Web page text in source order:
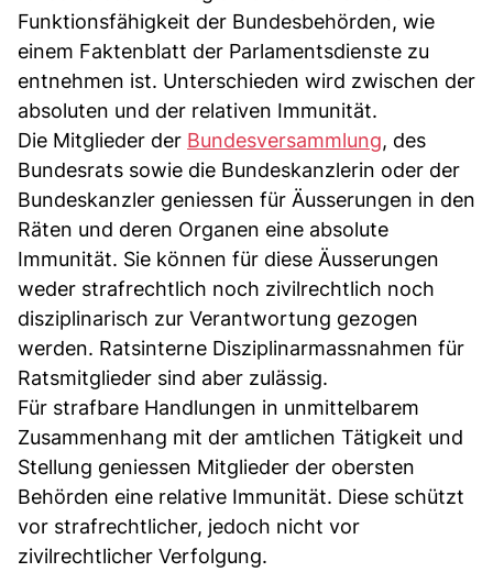
Funktionsfähigkeit der Bundesbehörden, wie
einem Faktenblatt der Parlamentsdienste zu
entnehmen ist. Unterschieden wird zwischen der
absoluten und der relativen Immunität.
Die Mitglieder der Bundesversammlung, des
Bundesrats sowie die Bundeskanzlerin oder der
Bundeskanzler geniessen für Äusserungen in den
Räten und deren Organen eine absolute
Immunität. Sie können für diese Äusserungen
weder strafrechtlich noch zivilrechtlich noch
disziplinarisch zur Verantwortung gezogen
werden. Ratsinterne Disziplinarmassnahmen für
Ratsmitglieder sind aber zulässig.
Für strafbare Handlungen in unmittelbarem
Zusammenhang mit der amtlichen Tätigkeit und
Stellung geniessen Mitglieder der obersten
Behörden eine relative Immunität. Diese schützt
vor strafrechtlicher, jedoch nicht vor
zivilrechtlicher Verfolgung.